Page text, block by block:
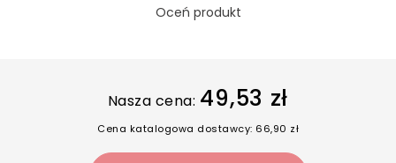
Oceń produkt
Nasza cena: 49,53 zł
Cena katalogowa dostawcy: 66,90 zł